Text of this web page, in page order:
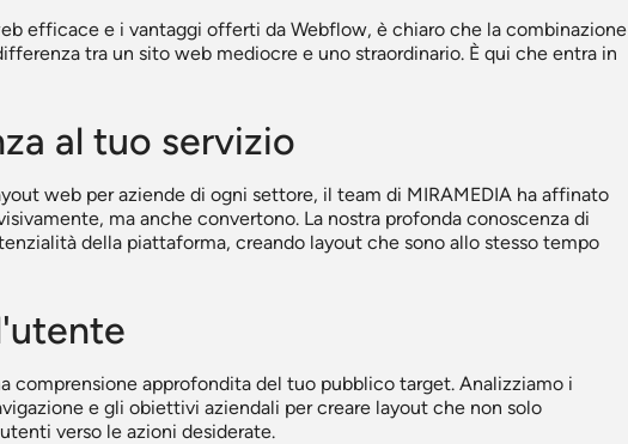
efficace e i vantaggi offerti da Webflow, è chiaro che la combinazione
tra un sito web mediocre e uno straordinario. È qui che entra in
al tuo servizio
web per aziende di ogni settore, il team di MIRAMEDIA ha affinato
ma anche convertono. La nostra profonda conoscenza di
della piattaforma, creando layout che sono allo stesso tempo
comprensione approfondita del tuo pubblico target. Analizziamo i
e gli obiettivi aziendali per creare layout che non solo
verso le azioni desiderate.